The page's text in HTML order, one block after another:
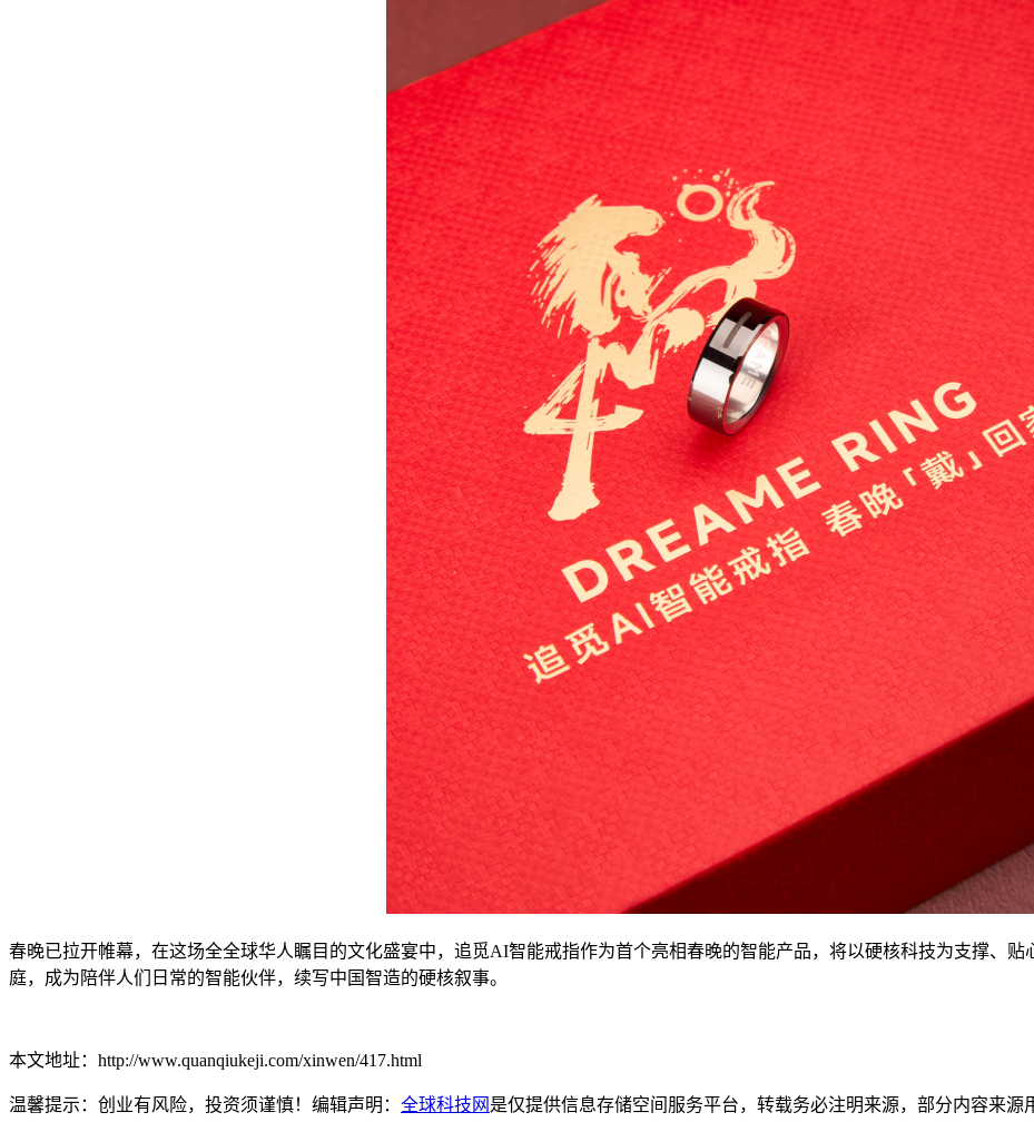
春晚已拉开帷幕，在这场全全球华人瞩目的文化盛宴中，追觅AI智能戒指作为首个亮相春晚的智能产品，将以硬核科技为支撑、
庭，成为陪伴人们日常的智能伙伴，续写中国智造的硬核叙事。
本文地址：http://www.quanqiukeji.com/xinwen/417.html
温馨提示：创业有风险，投资须谨慎！编辑声明： 全球科技网 是仅提供信息存储空间服务平台，转载务必注明来源，部分内容来